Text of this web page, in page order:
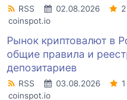
RSS 02.08.2026 2
coinspot.io
Рынок криптовалют в
общие правила и
депозитариев
RSS 03.08.2026 1
coinspot.io